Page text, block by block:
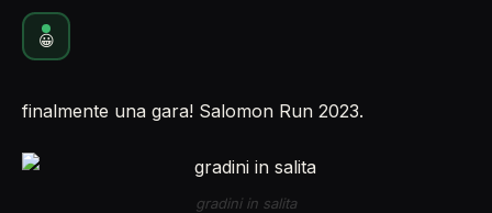
Uses
About
😀
finalmente una gara! Salomon Run 2023.
gradini in salita